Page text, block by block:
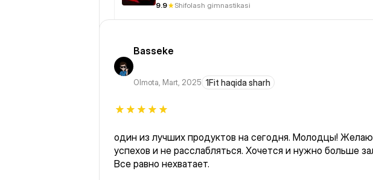
9.9 Shifolash gimnastikasi
Basseke
Olmota, Mart, 2025 1Fit haqida sharh
один из лучших продуктов на сегодня. Молодцы! Желаю
успехов и не расслабляться. Хочется и нужно больше залов.
Все равно нехватает.